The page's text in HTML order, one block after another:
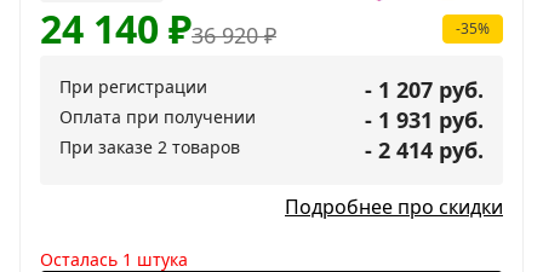
36 920₽
24 140₽ -35%
При регистрации - 1 207 руб.
Оплата при получении - 1 931 руб.
При заказе 2 товаров - 2 414 руб.
Подробнее про скидки
Осталась 1 штука